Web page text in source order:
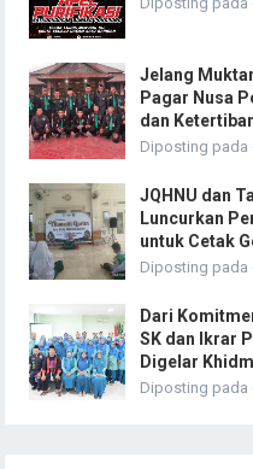
Jelang
Pagar Nusa
dan
Diposting pada
JQHNU dan
Luncurkan
untuk Cetak
Diposting pada
Dari
SK dan Ikrar
Digelar
Diposting pada